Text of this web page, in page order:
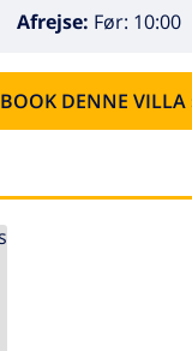
Afrejse: Før: 10:00
BOOK DENNE VILLA